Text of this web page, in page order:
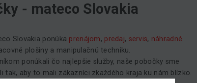
- mateco Slovakia
Slovakia ponúka prenájom, predaj, servis, náhradné
plošiny a manipulačnú techniku.
ponúkali čo najlepšie služby, naše pobočky sme
tak, aby to mali zákazníci zkaždého kraja ku nám blízko.